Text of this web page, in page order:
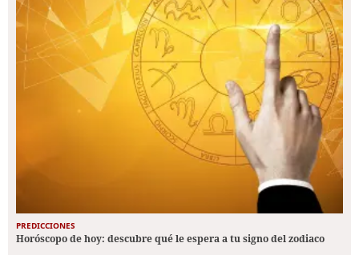
PREDICCIONES
Horóscopo de hoy: descubre qué le espera a tu signo del zodiaco